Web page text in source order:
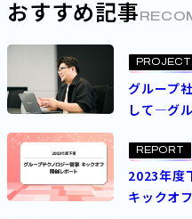
おすすめ記事
PROJECT
グループ
して―グ
REPORT
2023年度
キックオ